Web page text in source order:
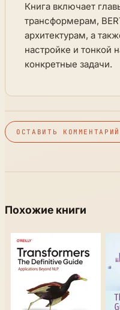
Книга включает
трансформерам,
архитектурам, а
настройке и тонкой
конкретные задачи.
ОСТАВИТЬ
Похожие книги